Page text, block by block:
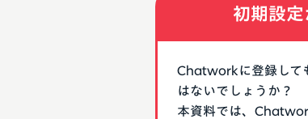
初期設定
Chatworkに登録して
はないでしょうか？
本資料では、